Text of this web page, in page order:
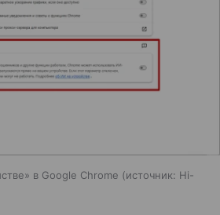
в Google Chrome источник: Hi-